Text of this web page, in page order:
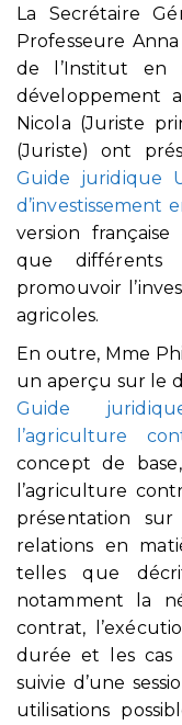
La Secrétaire
Professeure
de l’Institut
développement
Nicola (Juriste
(Juriste) ont
Guide juridique
d’investissement
version
que différents
promouvoir
agricoles.
En outre, Mme
un aperçu sur le
Guide
l’agriculture
concept de
l’agriculture
présentation
relations en
telles que
notamment la
contrat,
durée et les cas
suivie d’une
utilisations